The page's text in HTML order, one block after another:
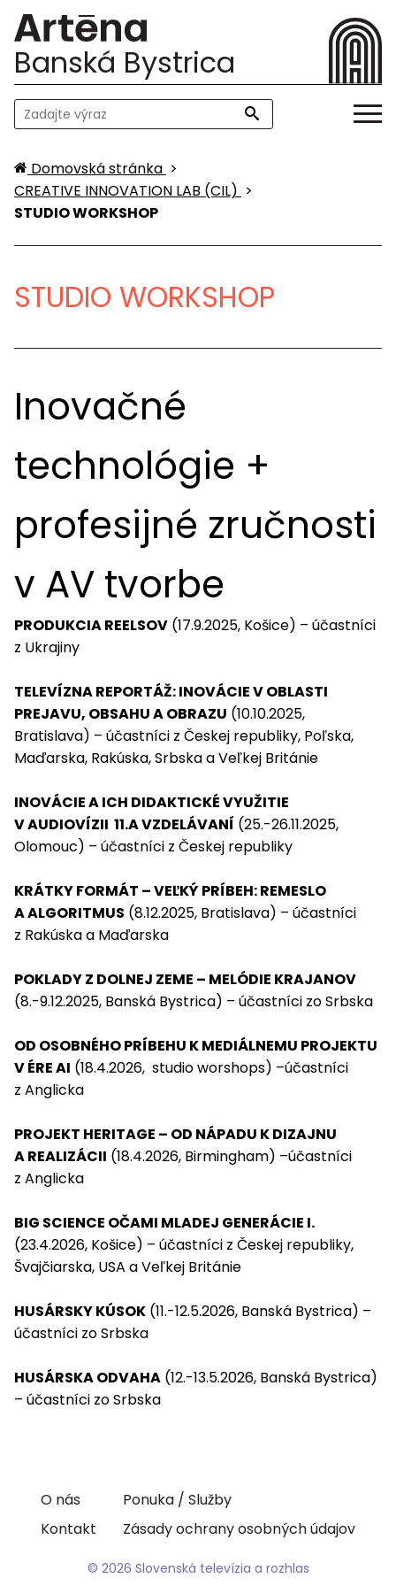
Banská Bystrica
Domovská stránka >
CREATIVE INNOVATION LAB (CIL) >
STUDIO WORKSHOP
STUDIO WORKSHOP
Inovačné
technológie +
profesijné zručnosti
v AV tvorbe
PRODUKCIA REELSOV (17.9.2025, Košice) – účastníci
z Ukrajiny
TELEVÍZNA REPORTÁŽ: INOVÁCIE V OBLASTI
PREJAVU, OBSAHU A OBRAZU (10.10.2025,
Bratislava) – účastníci z Českej republiky, Poľska,
Maďarska, Rakúska, Srbska a Veľkej Británie
INOVÁCIE A ICH DIDAKTICKÉ VYUŽITIE
V AUDIOVÍZII 11.A VZDELÁVANÍ (25.-26.11.2025,
Olomouc) – účastníci z Českej republiky
KRÁTKY FORMÁT – VEĽKÝ PRÍBEH: REMESLO
A ALGORITMUS (8.12.2025, Bratislava) – účastníci
z Rakúska a Maďarska
POKLADY Z DOLNEJ ZEME – MELÓDIE KRAJANOV
(8.-9.12.2025, Banská Bystrica) – účastníci zo Srbska
OD OSOBNÉHO PRÍBEHU K MEDIÁLNEMU PROJEKTU
V ÉRE AI (18.4.2026, studio worshops) –účastníci
z Anglicka
PROJEKT HERITAGE – OD NÁPADU K DIZAJNU
A REALIZÁCII (18.4.2026, Birmingham) –účastníci
z Anglicka
BIG SCIENCE OČAMI MLADEJ GENERÁCIE I.
(23.4.2026, Košice) – účastníci z Českej republiky,
Švajčiarska, USA a Veľkej Británie
HUSÁRSKY KÚSOK (11.-12.5.2026, Banská Bystrica) –
účastníci zo Srbska
HUSÁRSKA ODVAHA (12.-13.5.2026, Banská Bystrica)
– účastníci zo Srbska
O nás
Kontakt
Ponuka / Služby
Zásady ochrany osobných údajov
© 2026 Slovenská televízia a rozhlas